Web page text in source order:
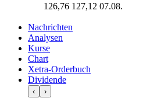
126,76 127,12 07.08.
Nachrichten
Analysen
Kurse
Chart
Xetra-Orderbuch
Dividende
‹ ›